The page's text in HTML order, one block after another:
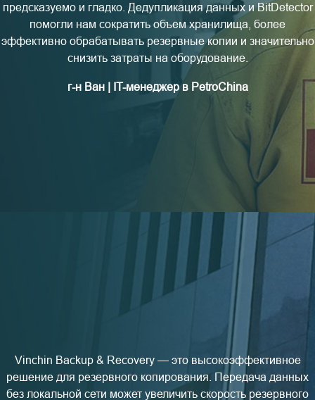
предсказуемо и гладко. Дедупликация данных и BitDetector
помогли нам сократить объем хранилища, более
эффективно обрабатывать резервные копии и значительно
снизить затраты на оборудование.
г-н Ван | IT-менеджер в PetroChina
Vinchin Backup & Recovery — это высокоэффективное
решение для резервного копирования. Передача данных
без локальной сети может увеличить скорость резервного